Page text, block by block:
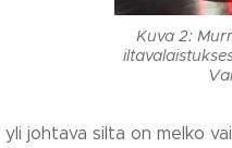
Kuva 2:
johtava silta on melko